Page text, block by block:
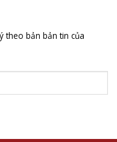
theo bản bản tin của